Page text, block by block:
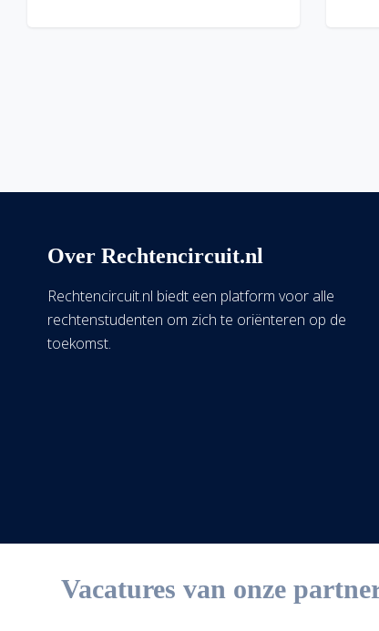
Over Rechtencircuit.nl
Rechtencircuit.nl biedt een platform voor alle
rechtenstudenten om zich te oriënteren op de
toekomst.
Vacatures van onze